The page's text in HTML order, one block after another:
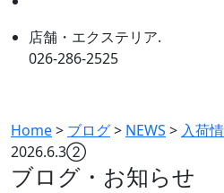
店舗・エクステリア.
026-286-2525
Home> ブログ> NEWS > 入荷
2026.6.3②
ブログ・お知らせ